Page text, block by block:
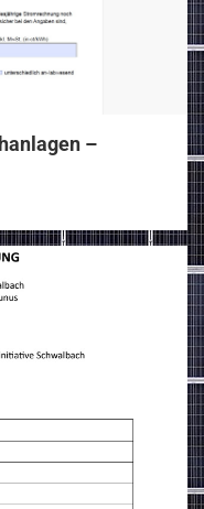
–